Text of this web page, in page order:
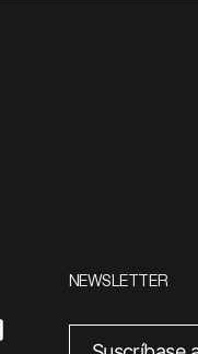
NEWSLETTER